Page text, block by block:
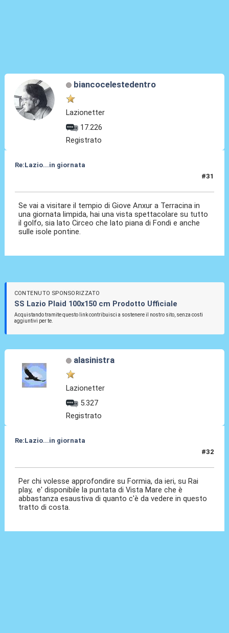
biancocelestedentro
Lazionetter
17.226
Registrato
Re:Lazio...in giornata
#31
Se vai a visitare il tempio di Giove Anxur a Terracina in
una giornata limpida, hai una vista spettacolare su tutto
il golfo, sia lato Circeo che lato piana di Fondi e anche
sulle isole pontine.
CONTENUTO SPONSORIZZATO
SS Lazio Plaid 100x150 cm Prodotto Ufficiale
Acquistando tramite questo link contribuisci a sostenere il nostro sito, senza costi
aggiuntivi per te.
alasinistra
Lazionetter
5.327
Registrato
Re:Lazio...in giornata
#32
Per chi volesse approfondire su Formia, da ieri, su Rai
play, e' disponibile la puntata di Vista Mare che è
abbastanza esaustiva di quanto c'è da vedere in questo
tratto di costa.